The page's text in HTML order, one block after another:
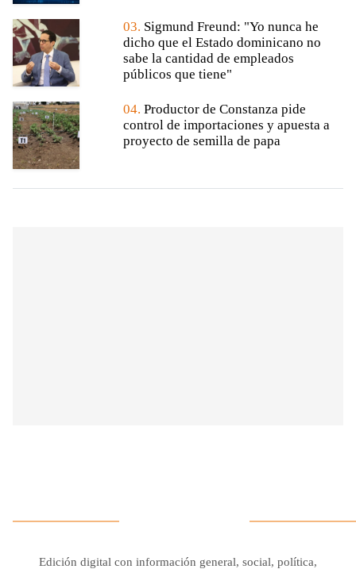
03. Sigmund Freund: "Yo nunca he
dicho que el Estado dominicano no
sabe la cantidad de empleados
públicos que tiene"
04. Productor de Constanza pide
control de importaciones y apuesta a
proyecto de semilla de papa
Edición digital con información general, social, política,